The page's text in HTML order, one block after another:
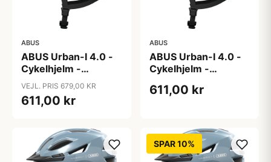
ABUS
ABUS Urban-I 4.0 -
Cykelhjelm -
Champagne Gold - M
VEJL. PRIS 679,00 KR
611,00 kr
ABUS
ABUS Urban-I 4.0 -
Cykelhjelm -
611,00 kr
SPAR 10%